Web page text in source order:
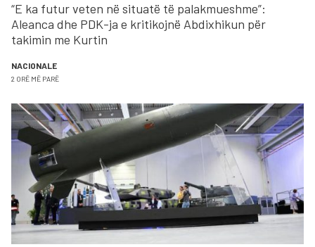
“E ka futur veten në situatë të palakmueshme”:
Aleanca dhe PDK-ja e kritikojnë Abdixhikun për
takimin me Kurtin
NACIONALE
2 ORË MË PARË